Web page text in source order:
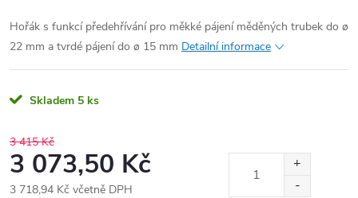
Hořák s funkcí předehřívání pro měkké pájení měděných trubek do ø
22 mm a tvrdé pájení do ø 15 mm Detailní informace
Skladem 5 ks
3 415 Kč
3 073,50 Kč
3 718,94 Kč včetně DPH